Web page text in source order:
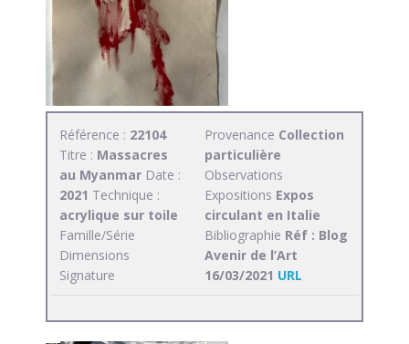
Référence : 22104
Titre : Massacres
au Myanmar Date :
2021 Technique :
acrylique sur toile
Famille/Série
Dimensions
Signature
Provenance Collection
particulière
Observations
Expositions Expos
circulant en Italie
Bibliographie Réf : Blog
Avenir de l’Art
16/03/2021 URL